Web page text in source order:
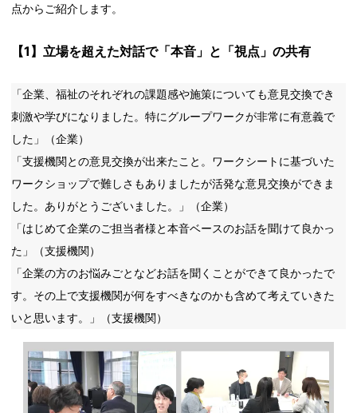
点からご紹介します。
【1】立場を超えた対話で「本音」と「視点」の共有
「企業、福祉のそれぞれの課題感や施策についても意見交換でき
刺激や学びになりました。特にグループワークが非常に有意義で
した」（企業）
「支援機関との意見交換が出来たこと。ワークシートに基づいた
ワークショップで難しさもありましたが活発な意見交換ができま
した。ありがとうございました。」（企業）
「はじめて企業のご担当者様と本音ベースのお話を聞けて良かっ
た」（支援機関）
「企業の方のお悩みごとなどお話を聞くことができて良かったで
す。その上で支援機関が何をすべきなのかも含めて考えていきた
いと思います。」（支援機関）